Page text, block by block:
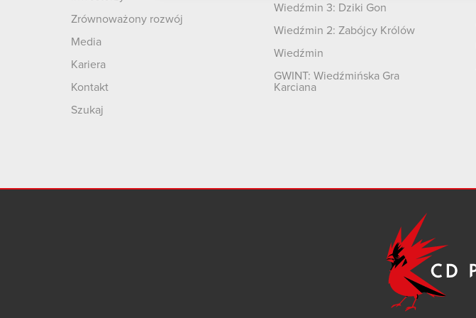
Zrównoważony rozwój
Media
Kariera
Kontakt
Szukaj
Wiedźmin 3: Dziki Gon
Wiedźmin 2: Zabójcy Królów
Wiedźmin
GWINT: Wiedźmińska Gra
Karciana